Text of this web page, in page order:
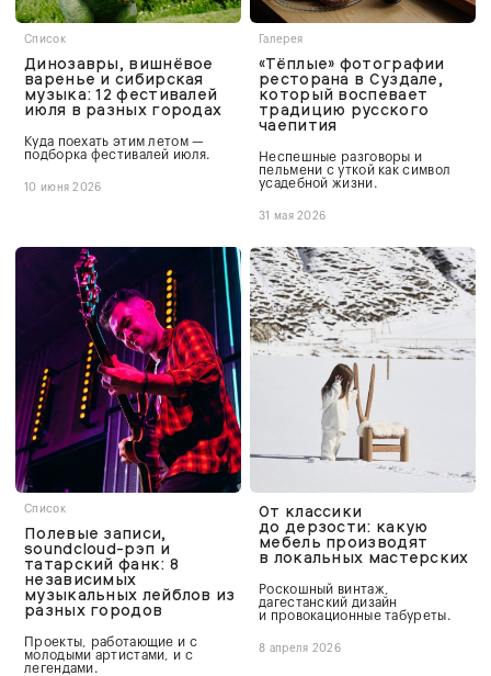
Список
Динозавры, вишнёвое
варенье и сибирская
музыка: 12 фестивалей
июля в разных городах
Куда поехать этим летом —
подборка фестивалей июля.
10 июня 2026
Галерея
«Тёплые» фотографии
ресторана в Суздале,
который воспевает
традицию русского
чаепития
Неспешные разговоры и
пельмени с уткой как символ
усадебной жизни.
31 мая 2026
Список
Полевые записи,
soundcloud-рэп и
татарский фанк: 8
независимых
музыкальных лейблов из
разных городов
Проекты, работающие и с
молодыми артистами, и с
легендами.
От классики
до дерзости: какую
мебель производят
в локальных мастерских
Роскошный винтаж,
дагестанский дизайн
и провокационные табуреты.
8 апреля 2026